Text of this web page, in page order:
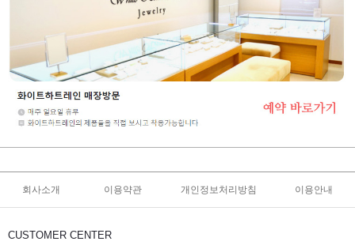
회사소개 이용약관 개인정보처리방침 이용안내
CUSTOMER CENTER